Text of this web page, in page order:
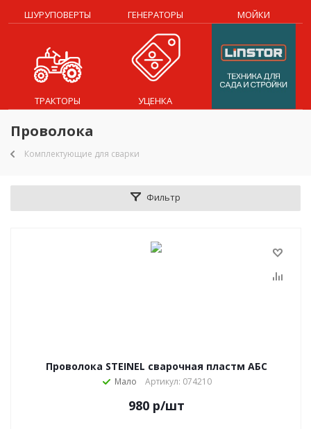
ШУРУПОВЕРТЫ ГЕНЕРАТОРЫ МОЙКИ
ТРАКТОРЫ УЦЕНКА
Проволока
Комплектующие для сварки
Фильтр
Проволока STEINEL сварочная пластм АБС
Мало Артикул: 074210
980р/шт